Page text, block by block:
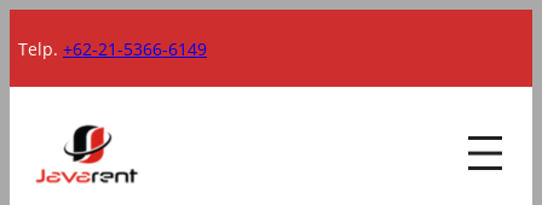
ke
konten
Telp.+62-21-5366-6149